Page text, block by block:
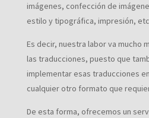
imágenes, confección de
estilo y tipográfica, impresión,
Es decir, nuestra labor va mucho
las traducciones, puesto que
implementar esas traducciones
cualquier otro formato que
De esta forma, ofrecemos un